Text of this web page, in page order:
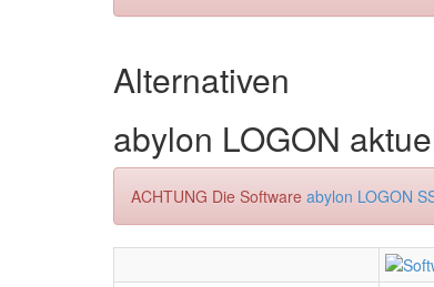
Alternativen
abylon LOGON
ACHTUNG Die Software abylon LOGON